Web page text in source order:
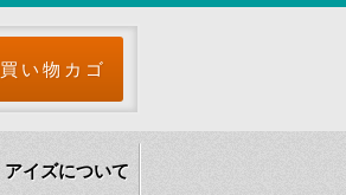
買い物カゴ
アイズについて